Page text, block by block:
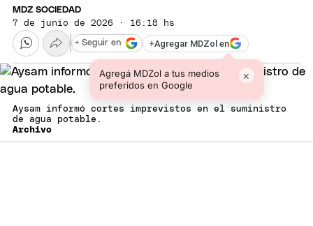
MDZ SOCIEDAD
7 de junio de 2026 · 16:18 hs
+Agregar MDZol en
Agregá MDZol a tus medios
preferidos en Google
×
+ Seguir en
Aysam informó cortes imprevistos en el suministro
de agua potable.
Archivo